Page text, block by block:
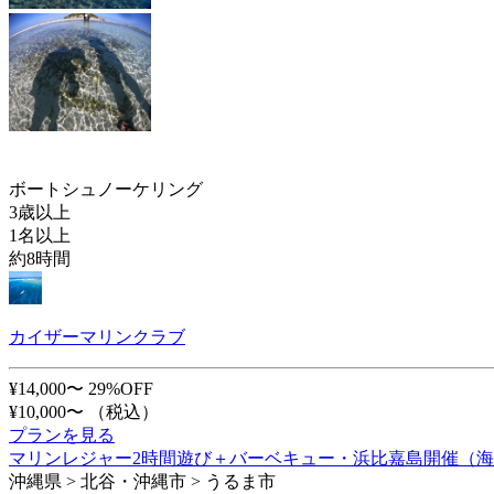
ボートシュノーケリング
3歳以上
1名以上
約8時間
カイザーマリンクラブ
¥14,000〜 29%OFF
¥10,000〜
（税込）
プランを見る
マリンレジャー2時間遊び＋バーベキュー・浜比嘉島開催（海
沖縄県 > 北谷・沖縄市 > うるま市